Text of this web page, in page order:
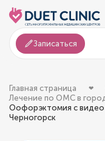
Записаться
Главная страница
Лечение по ОМС в
Оофорэктомия с
Черногорск